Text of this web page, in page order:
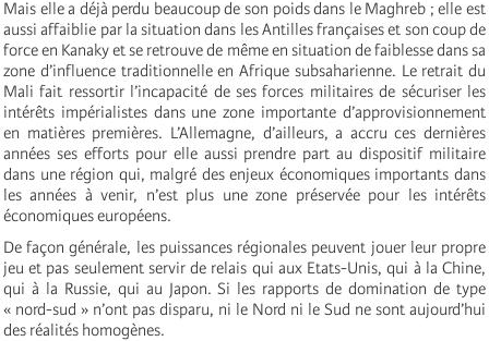
Mais elle a déjà perdu beaucoup de son poids dans le Maghreb ; elle est
aussi affaiblie par la situation dans les Antilles françaises et son coup de
force en Kanaky et se retrouve de même en situation de faiblesse dans sa
zone d’influence traditionnelle en Afrique subsaharienne. Le retrait du
Mali fait ressortir l’incapacité de ses forces militaires de sécuriser les
intérêts impérialistes dans une zone importante d’approvisionnement
en matières premières. L’Allemagne, d’ailleurs, a accru ces dernières
années ses efforts pour elle aussi prendre part au dispositif militaire
dans une région qui, malgré des enjeux économiques importants dans
les années à venir, n’est plus une zone préservée pour les intérêts
économiques européens.
De façon générale, les puissances régionales peuvent jouer leur propre
jeu et pas seulement servir de relais qui aux Etats-Unis, qui à la Chine,
qui à la Russie, qui au Japon. Si les rapports de domination de type
« nord-sud » n’ont pas disparu, ni le Nord ni le Sud ne sont aujourd’hui
des réalités homogènes.